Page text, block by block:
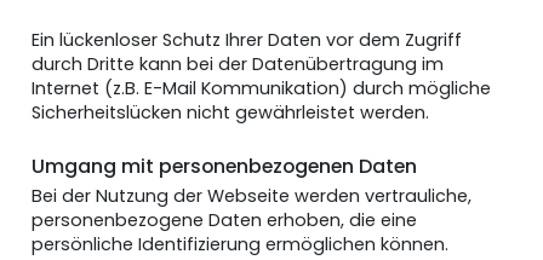
Ein lückenloser Schutz Ihrer Daten vor dem Zugriff
durch Dritte kann bei der Datenübertragung im
Internet (z.B. E-Mail Kommunikation) durch mögliche
Sicherheitslücken nicht gewährleistet werden.
Umgang mit personenbezogenen Daten
Bei der Nutzung der Webseite werden vertrauliche,
personenbezogene Daten erhoben, die eine
persönliche Identifizierung ermöglichen können.